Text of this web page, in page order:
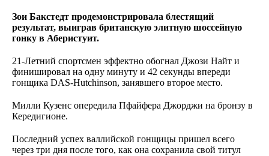
Зои Бакстедт продемонстрировала блестящий
результат, выиграв британскую элитную шоссейную
гонку в Аберистуит.
21-Летний спортсмен эффектно обогнал Джози Найт и
финишировал на одну минуту и 42 секунды впереди
гонщика DAS-Hutchinson, занявшего второе место.
Милли Кузенс опередила Пфайфера Джорджи на бронзу в
Кередигионе.
Последний успех валлийской гонщицы пришел всего
через три дня после того, как она сохранила свой титул